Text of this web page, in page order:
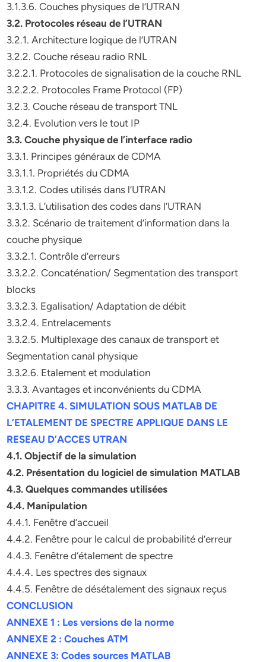
3.1.3.6. Couches physiques de l’UTRAN
3.2. Protocoles réseau de l’UTRAN
3.2.1. Architecture logique de l’UTRAN
3.2.2. Couche réseau radio RNL
3.2.2.1. Protocoles de signalisation de la couche RNL
3.2.2.2. Protocoles Frame Protocol (FP)
3.2.3. Couche réseau de transport TNL
3.2.4. Evolution vers le tout IP
3.3. Couche physique de l’interface radio
3.3.1. Principes généraux de CDMA
3.3.1.1. Propriétés du CDMA
3.3.1.2. Codes utilisés dans l’UTRAN
3.3.1.3. L’utilisation des codes dans l’UTRAN
3.3.2. Scénario de traitement d’information dans la
couche physique
3.3.2.1. Contrôle d’erreurs
3.3.2.2. Concaténation/ Segmentation des transport
blocks
3.3.2.3. Egalisation/ Adaptation de débit
3.3.2.4. Entrelacements
3.3.2.5. Multiplexage des canaux de transport et
Segmentation canal physique
3.3.2.6. Etalement et modulation
3.3.3. Avantages et inconvénients du CDMA
CHAPITRE 4. SIMULATION SOUS MATLAB DE
L’ETALEMENT DE SPECTRE APPLIQUE DANS LE
RESEAU D’ACCES UTRAN
4.1. Objectif de la simulation
4.2. Présentation du logiciel de simulation MATLAB
4.3. Quelques commandes utilisées
4.4. Manipulation
4.4.1. Fenêtre d’accueil
4.4.2. Fenêtre pour le calcul de probabilité d’erreur
4.4.3. Fenêtre d’étalement de spectre
4.4.4. Les spectres des signaux
4.4.5. Fenêtre de désétalement des signaux reçus
CONCLUSION
ANNEXE 1 : Les versions de la norme
ANNEXE 2 : Couches ATM
ANNEXE 3: Codes sources MATLAB